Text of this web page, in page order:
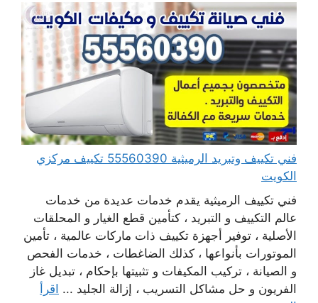
فني تكييف وتبريد الرميثية 55560390 تكييف مركزي
الكويت
فني تكييف الرميثية يقدم خدمات عديدة من خدمات
عالم التكييف و التبريد ، كتأمين قطع الغيار و المحلقات
الأصلية ، توفير أجهزة تكييف ذات ماركات عالمية ، تأمين
الموتورات بأنواعها ، كذلك الضاغطات ، خدمات الفحص
و الصيانة ، تركيب المكيفات و تثبيتها بإحكام ، تبديل غاز
الفريون و حل مشاكل التسريب ، إزالة الجليد ... اقرأ